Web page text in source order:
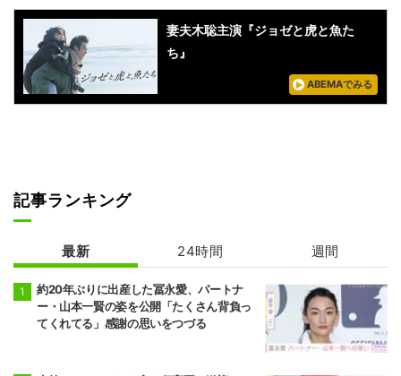
妻夫木聡主演『ジョゼと虎と魚た
ち』
ABEMAでみる
記事ランキング
最新 24時間 週間
約20年ぶりに出産した冨永愛、パートナ
ー・山本一賢の姿を公開「たくさん背負っ
てくれてる」感謝の思いをつづる